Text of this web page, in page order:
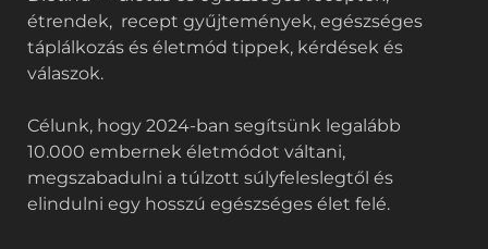
étrendek, recept gyűjtemények, egészséges
táplálkozás és életmód tippek, kérdések és
válaszok.
Célunk, hogy 2024-ban segítsünk legalább
10.000 embernek életmódot váltani,
megszabadulni a túlzott súlyfeleslegtől és
elindulni egy hosszú egészséges élet felé.